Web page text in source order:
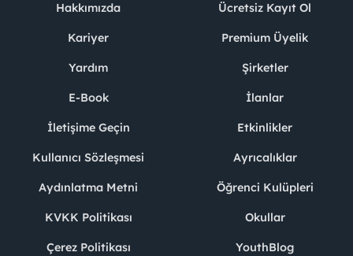
Hakkımızda
Kariyer
Yardım
E-Book
İletişime Geçin
Kullanıcı Sözleşmesi
Aydınlatma Metni
KVKK Politikası
Çerez Politikası
Ücretsiz Kayıt Ol
Premium Üyelik
Şirketler
İlanlar
Etkinlikler
Ayrıcalıklar
Öğrenci Kulüpleri
Okullar
YouthBlog